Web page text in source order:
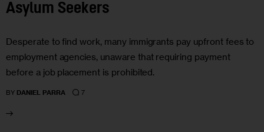
Asylum Seekers
Desperate to find work, many immigrants pay upfront fees to
employment agencies, unaware that requiring payment
before a job placement is prohibited.
BY DANIEL PARRA 7